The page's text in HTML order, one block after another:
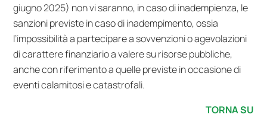
giugno 2025) non vi saranno, in caso di inadempienza, le
sanzioni previste in caso di inadempimento, ossia
l’impossibilità a partecipare a sovvenzioni o agevolazioni
di carattere finanziario a valere su risorse pubbliche,
anche con riferimento a quelle previste in occasione di
eventi calamitosi e catastrofali.
TORNA SU